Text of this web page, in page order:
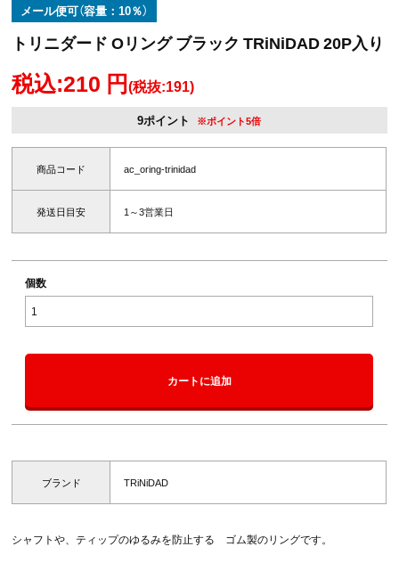
メール便可（容量：10％）
トリニダード Oリング ブラック TRiNiDAD 20P入り
税込:210 円(税抜:191)
9ポイント ※ポイント5倍
商品コード ac_oring-trinidad
発送日目安 1～3営業日
個数
カートに追加
ブランド TRiNiDAD
シャフトや、ティップのゆるみを防止する ゴム製のリングです。